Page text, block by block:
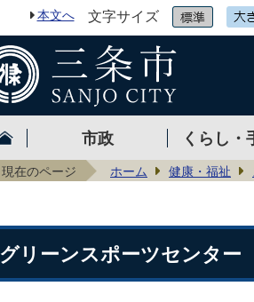
本文へ 文字サイズ
市政 くらし・
現在のページ ホーム 健康・福祉
グリーンスポーツセンター